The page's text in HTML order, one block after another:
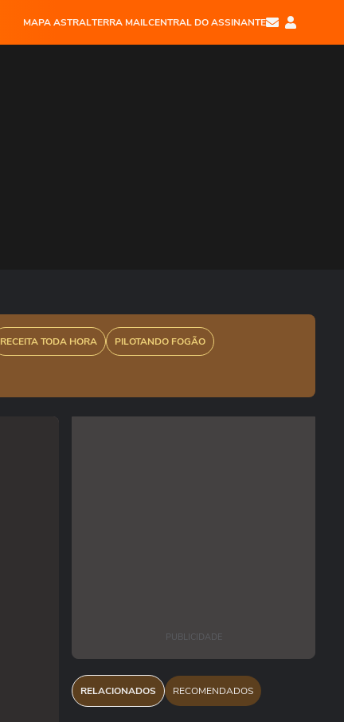
MAPA ASTRALTERRA MAILCENTRAL DO ASSINANTE
RECEITA TODA HORA PILOTANDO FOGÃO
PUBLICIDADE
RELACIONADOS RECOMENDADOS